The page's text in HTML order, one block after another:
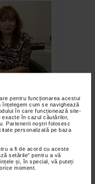
pentru funcționarea acestui
cum se navighează
în care funcționează site-
în cazul căutărilor,
Partenerii noștri folosesc
personalizată pe baza
a fi de acord cu aceste
setările” pentru a vă
și, în special, vă puteți
moment.
o viață